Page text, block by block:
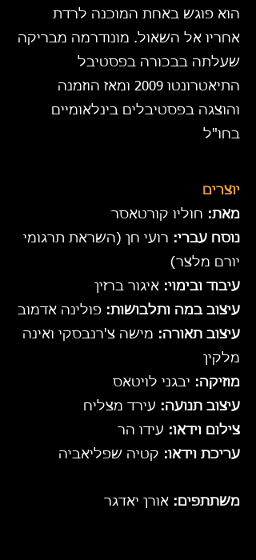
הוא פוגש באחת המוכנה לרדת
אחריו אל השאול. מונודרמה מבריקה
שעלתה בבכורה בפסטיבל
התיאטרונטו 2009 ומאז הוזמנה
והוצגה בפסטיבלים בינלאומיים
בחו"ל
יוצרים
מאת: חוליו קורטאסר
נוסח עברי: רועי חן (השראת תרגומי
יורם מלצר)
עיבוד ובימוי: איגור ברזין
עיצוב במה ותלבושות: פולינה אדמוב
עיצוב תאורה: מישה צ'רנבסקי ואינה
מלקין
מוזיקה: יבגני לויטאס
עיצוב תנועה: עירד מצליח
צילום וידאו: עידו הר
עריכת וידאו: קטיה שפליאביה
משתתפים: אורן יאדגר